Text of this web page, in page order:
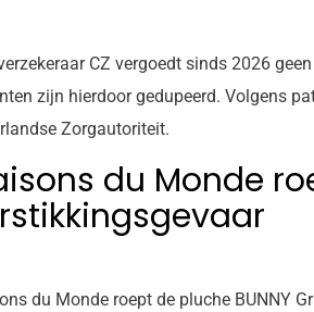
CZ vergoedt sinds 2026
zijn hierdoor gedupeerd. Volgens
Zorgautoriteit.
du Monde
du Monde roept de pluche BUNNY